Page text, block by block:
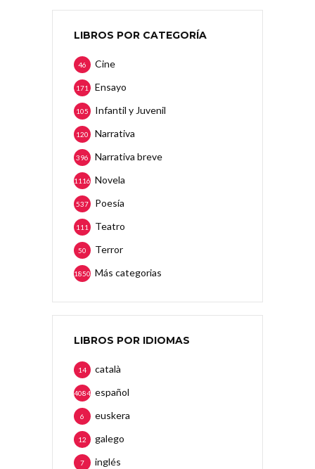
LIBROS POR CATEGORÍA
Cine
46
Ensayo
171
Infantil y Juvenil
105
Narrativa
120
Narrativa breve
396
Novela
1116
Poesía
537
Teatro
111
Terror
50
Más categorias
1850
LIBROS POR IDIOMAS
català
14
español
4084
euskera
6
galego
12
inglés
7